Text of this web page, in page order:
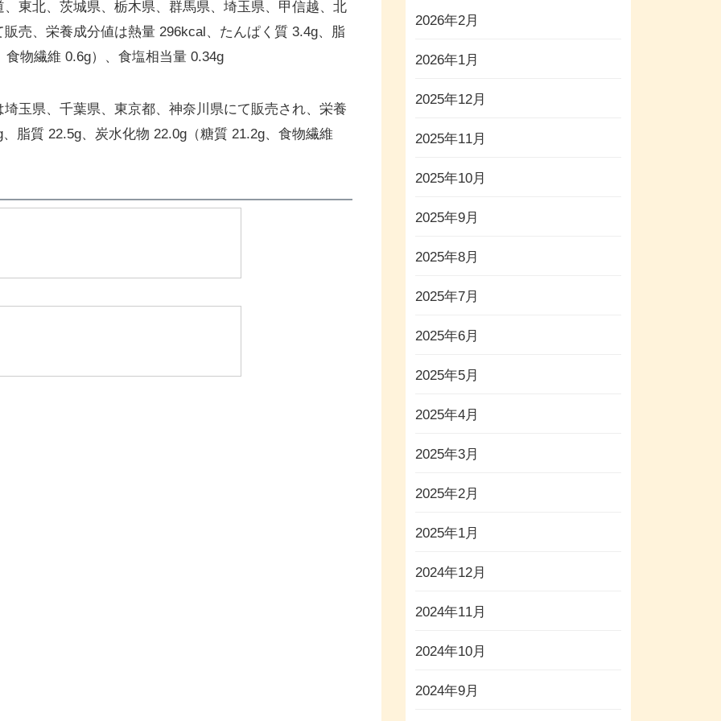
東北、茨城県、栃木県、群馬県、埼玉県、甲信越、北
売、栄養成分値は熱量 296kcal、たんぱく質 3.4g、脂
物繊維 0.6g）、食塩相当量 0.34g
玉県、千葉県、東京都、神奈川県にて販売され、栄養
脂質 22.5g、炭水化物 22.0g（糖質 21.2g、食物繊維
2026年2月
2026年1月
2025年12月
2025年11月
2025年10月
2025年9月
2025年8月
2025年7月
2025年6月
2025年5月
2025年4月
2025年3月
2025年2月
2025年1月
2024年12月
2024年11月
2024年10月
2024年9月